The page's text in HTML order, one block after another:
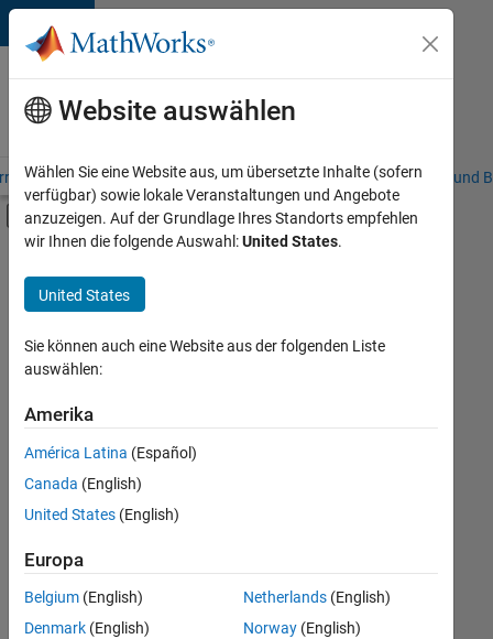
Weiter zum Inhalt
Karriere
bei
MathWorks
– Übersicht Stellensuche Niederlassungen Studierende und
Umschaltung für Off-Canvas-
Hauptinhalt
Customer Support
Marketing Services
+1
Derzeit
es
keine
offenen
Stellen,
Ihren
Suchkriterien
entsprechen.
Website auswählen
Wählen Sie eine Website aus, um übersetzte Inhalte (sofern
verfügbar) sowie lokale Veranstaltungen und Angebote
anzuzeigen. Auf der Grundlage Ihres Standorts empfehlen
wir Ihnen die folgende Auswahl:United States.
United States
Sie können auch eine Website aus der folgenden Liste
auswählen:
Amerika
América Latina (Español)
Canada (English)
United States (English)
Europa
Belgium (English)
Denmark (English)
Netherlands(English)
Norway(English)